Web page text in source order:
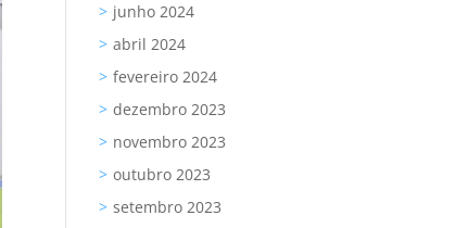
junho 2024
abril 2024
fevereiro 2024
dezembro 2023
novembro 2023
outubro 2023
setembro 2023